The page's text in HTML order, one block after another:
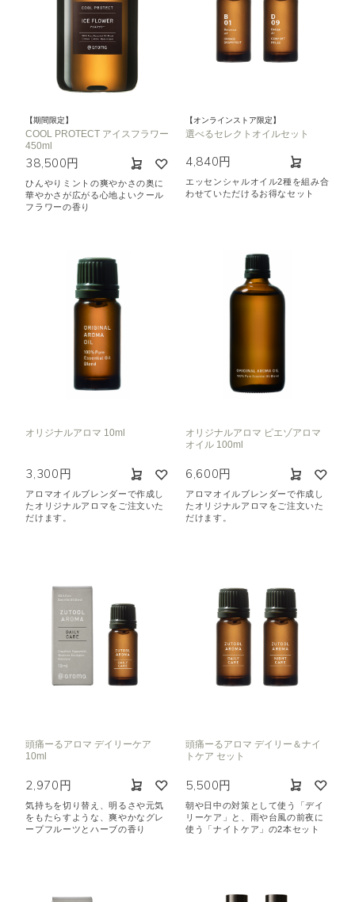
【期間限定】
COOL PROTECT アイスフラワー
450ml
38,500円
ひんやりミントの爽やかさの奥に
華やかさが広がる心地よいクール
フラワーの香り
【オンラインストア限定】
選べるセレクトオイルセット
4,840円
エッセンシャルオイル2種を組み合
わせていただけるお得なセット
オリジナルアロマ 10ml
3,300円
アロマオイルブレンダーで作成し
たオリジナルアロマをご注文いた
だけます。
オリジナルアロマ ピエゾアロマ
オイル 100ml
6,600円
アロマオイルブレンダーで作成し
たオリジナルアロマをご注文いた
だけます。
頭痛ーるアロマ デイリーケア
10ml
2,970円
気持ちを切り替え、明るさや元気
をもたらすような、爽やかなグレ
ープフルーツとハーブの香り
頭痛ーるアロマ デイリー＆ナイ
トケア セット
5,500円
朝や日中の対策として使う「デイ
リーケア」と、雨や台風の前夜に
使う「ナイトケア」の2本セット